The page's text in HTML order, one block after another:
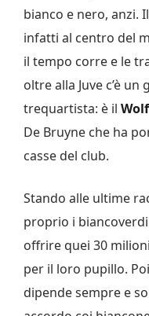
bianco e nero, anzi.
infatti al centro del
il tempo corre e le
oltre alla Juve c’è
trequartista: è il
De Bruyne che ha
casse del club.
Stando alle ultime
proprio i
offrire quei 30
per il loro pupillo.
dipende sempre e